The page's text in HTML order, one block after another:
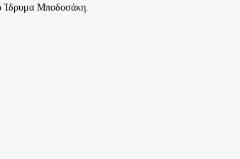
Ίδρυμα Μποδοσάκη.